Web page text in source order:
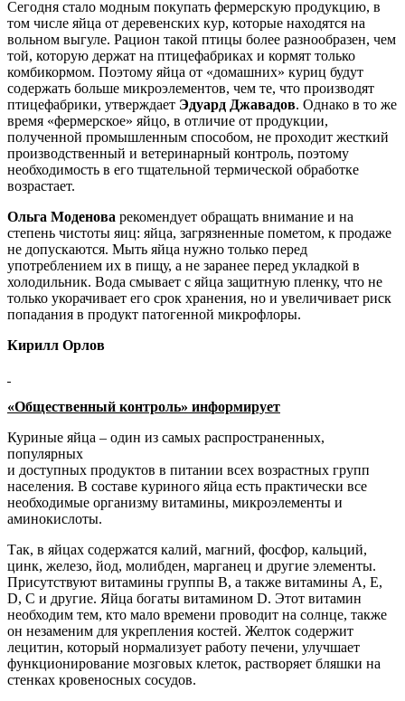
Сегодня стало модным покупать фермерскую продукцию, в
том числе яйца от деревенских кур, которые находятся на
вольном выгуле. Рацион такой птицы более разнообразен, чем
той, которую держат на птицефабриках и кормят только
комбикормом. Поэтому яйца от «домашних» куриц будут
содержать больше микроэлементов, чем те, что производят
птицефабрики, утверждает Эдуард Джавадов. Однако в то же
время «фермерское» яйцо, в отличие от продукции,
полученной промышленным способом, не проходит жесткий
производственный и ветеринарный контроль, поэтому
необходимость в его тщательной термической обработке
возрастает.
Ольга Моденова рекомендует обращать внимание и на
степень чистоты яиц: яйца, загрязненные пометом, к продаже
не допускаются. Мыть яйца нужно только перед
употреблением их в пищу, а не заранее перед укладкой в
холодильник. Вода смывает с яйца защитную пленку, что не
только укорачивает его срок хранения, но и увеличивает риск
попадания в продукт патогенной микрофлоры.
Кирилл Орлов
«Общественный контроль» информирует
Куриные яйца – один из самых распространенных,
популярных
и доступных продуктов в питании всех возрастных групп
населения. В составе куриного яйца есть практически все
необходимые организму витамины, микроэлементы и
аминокислоты.
Так, в яйцах содержатся калий, магний, фосфор, кальций,
цинк, железо, йод, молибден, марганец и другие элементы.
Присутствуют витамины группы В, а также витамины А, Е,
D, C и другие. Яйца богаты витамином D. Этот витамин
необходим тем, кто мало времени проводит на солнце, также
он незаменим для укрепления костей. Желток содержит
лецитин, который нормализует работу печени, улучшает
функционирование мозговых клеток, растворяет бляшки на
стенках кровеносных сосудов.